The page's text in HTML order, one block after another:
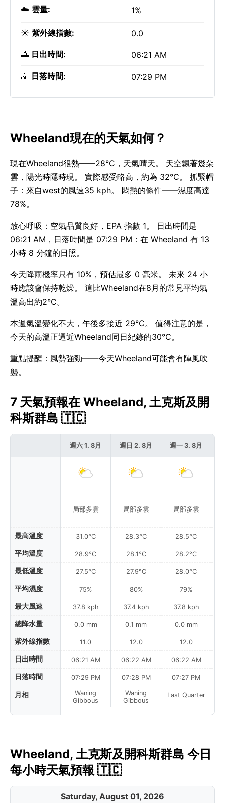
☁️ 雲量: 1%
☀️ 紫外線指數: 0.0
🌅 日出時間: 06:21 AM
🌇 日落時間: 07:29 PM
Wheeland現在的天氣如何？
現在Wheeland很熱——28°C，天氣晴天。 天空飄著幾朵
雲，陽光時隱時現。 實際感受略高，約為 32°C。 抓緊帽
子：來自west的風速35 kph。 悶熱的條件——濕度高達
78%。
放心呼吸：空氣品質良好，EPA 指數 1。 日出時間是
06:21 AM，日落時間是 07:29 PM：在 Wheeland 有 13
小時 8 分鐘的日照。
今天降雨機率只有 10%，預估最多 0 毫米。 未來 24 小
時應該會保持乾燥。 這比Wheeland在8月的常見平均氣
溫高出約2°C。
本週氣溫變化不大，午後多接近 29°C。 值得注意的是，
今天的高溫正逼近Wheeland同日紀錄的30°C。
重點提醒：風勢強勁——今天Wheeland可能會有陣風吹
襲。
7 天氣預報在 Wheeland, 土克斯及開
科斯群島 🇹🇨
最高溫度
平均溫度
最低溫度
平均濕度
最大風速
總降水量
紫外線指數
日出時間
日落時間
月相
週六 1. 8月
局部多雲
31.0°C
28.9°C
27.5°C
75%
37.8 kph
0.0 mm
11.0
06:21 AM
07:29 PM
Waning
Gibbous
週日 2. 8月
局部多雲
28.3°C
28.1°C
27.9°C
80%
37.4 kph
0.1 mm
12.0
06:22 AM
07:28 PM
Waning
Gibbous
週一 3. 8月
局部多雲
28.5°C
28.2°C
28.0°C
79%
37.8 kph
0.0 mm
12.0
06:22 AM
07:27 PM
Last Quarter
Wheeland, 土克斯及開科斯群島 今日
每小時天氣預報 🇹🇨
Saturday, August 01, 2026